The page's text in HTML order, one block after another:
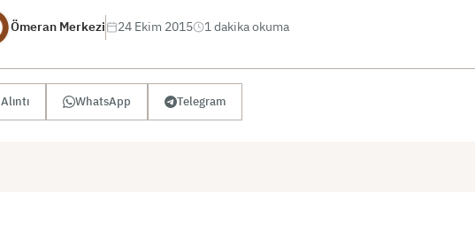
Ömeran Merkezi 24 Ekim 2015 1 dakika okuma
Alıntı WhatsApp Telegram